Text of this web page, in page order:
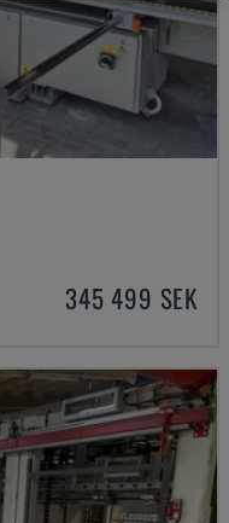
345 499 SEK